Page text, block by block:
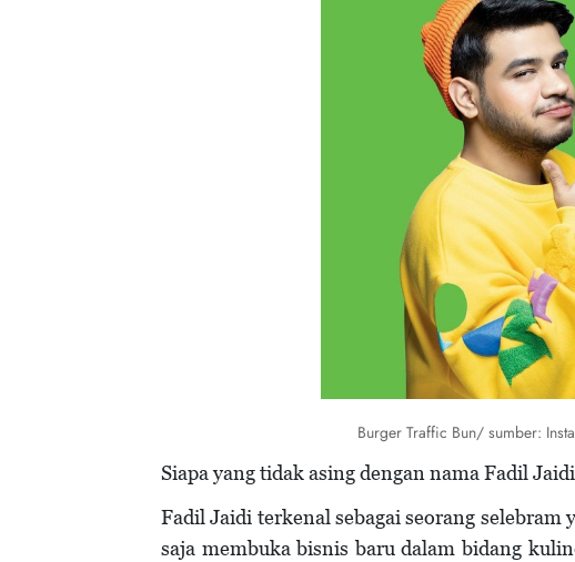
Burger Traffic Bun/ sumber:
Siapa yang tidak asing dengan nama Fadil
Fadil Jaidi terkenal sebagai seorang selebram
saja membuka bisnis baru dalam bidang